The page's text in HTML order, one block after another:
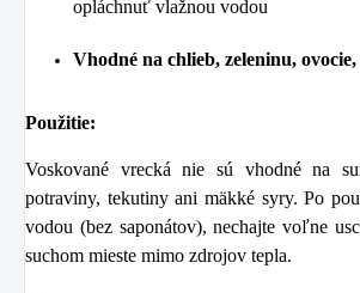
opláchnuť vlažnou vodou
Vhodné na chlieb, zeleninu,
Použitie:
Voskované vrecká nie sú vhodné na
potraviny, tekutiny ani mäkké syry. Po
vodou (bez saponátov), nechajte voľne
suchom mieste mimo zdrojov tepla.